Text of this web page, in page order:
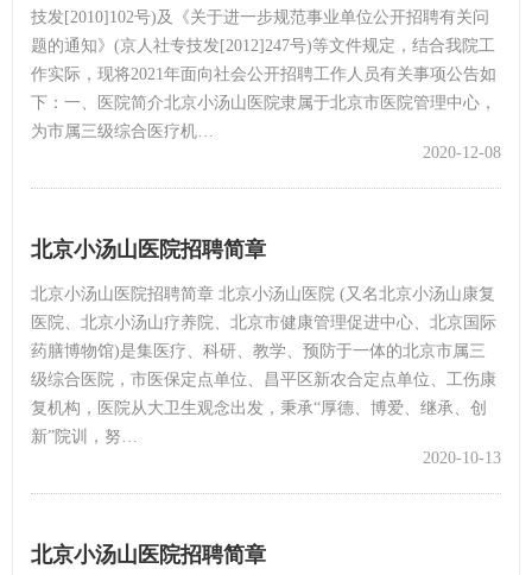
2020-12-08
技发[2010]102号)及《关于进一步规范事业单位公开招聘有关问
题的通知》(京人社专技发[2012]247号)等文件规定，结合我院工
作实际，现将2021年面向社会公开招聘工作人员有关事项公告如
下：一、医院简介北京小汤山医院隶属于北京市医院管理中心，
为市属三级综合医疗机…
北京小汤山医院招聘简章
2020-10-13
北京小汤山医院招聘简章 北京小汤山医院 (又名北京小汤山康复
医院、北京小汤山疗养院、北京市健康管理促进中心、北京国际
药膳博物馆)是集医疗、科研、教学、预防于一体的北京市属三
级综合医院，市医保定点单位、昌平区新农合定点单位、工伤康
复机构，医院从大卫生观念出发，秉承“厚德、博爱、继承、创
新”院训，努…
北京小汤山医院招聘简章